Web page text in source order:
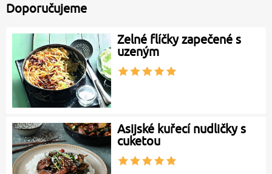
Doporučujeme
Zelné flíčky zapečené s
uzeným
Asijské kuřecí nudličky s
cuketou